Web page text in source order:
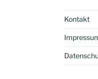
Kontakt